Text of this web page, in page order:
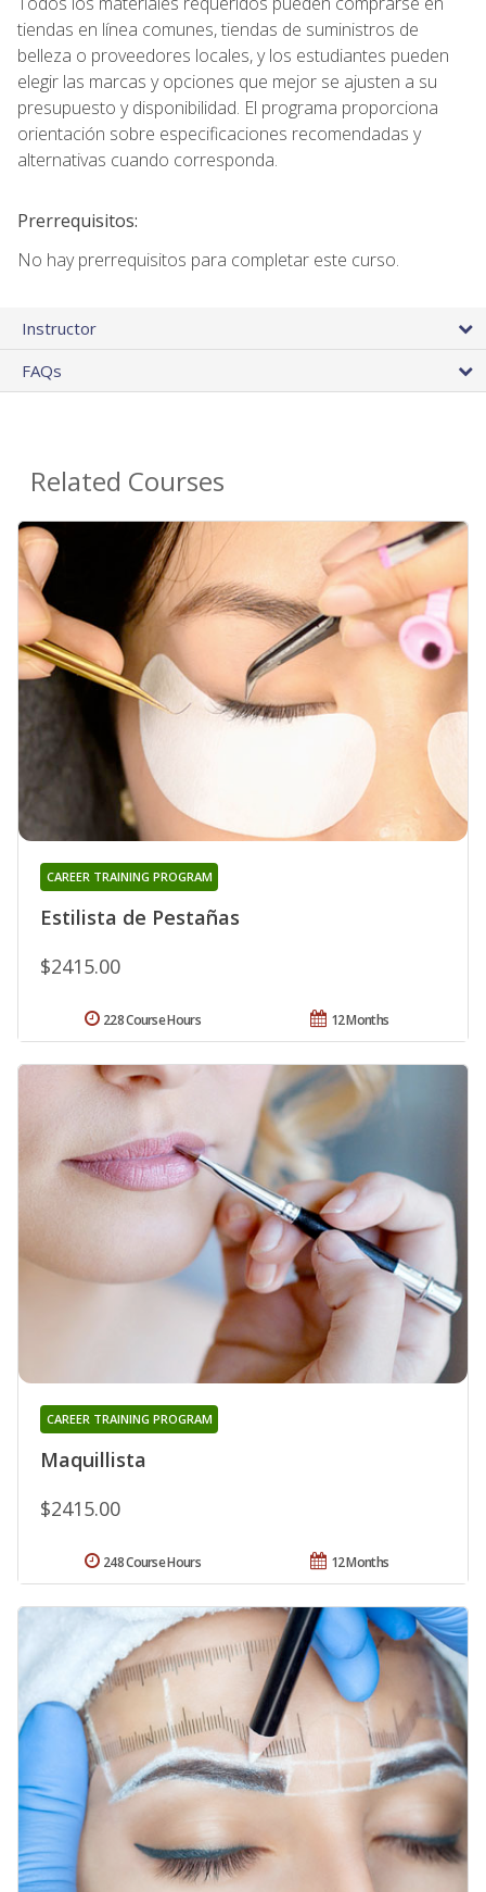
tiendas en línea comunes, tiendas de suministros de
belleza o proveedores locales, y los estudiantes pueden
elegir las marcas y opciones que mejor se ajusten a su
presupuesto y disponibilidad. El programa proporciona
orientación sobre especificaciones recomendadas y
alternativas cuando corresponda.
Prerrequisitos:
No hay prerrequisitos para completar este curso.
Instructor
FAQs
Related Courses
Estilista de Pestañas
CAREER TRAINING PROGRAM
$2415.00
12 Months
228 Course Hours
Maquillista
CAREER TRAINING PROGRAM
$2415.00
12 Months
248 Course Hours